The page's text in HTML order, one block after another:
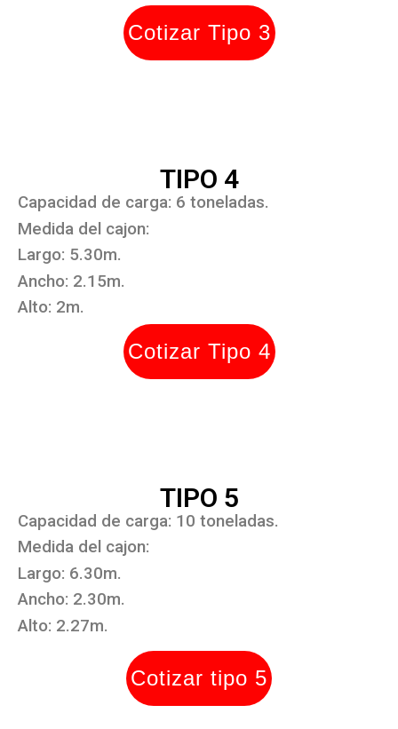
Cotizar Tipo 3
TIPO 4
Capacidad de carga: 6 toneladas.
Medida del cajon:
Largo: 5.30m.
Ancho: 2.15m.
Alto: 2m.
Cotizar Tipo 4
TIPO 5
Capacidad de carga: 10 toneladas.
Medida del cajon:
Largo: 6.30m.
Ancho: 2.30m.
Alto: 2.27m.
Cotizar tipo 5